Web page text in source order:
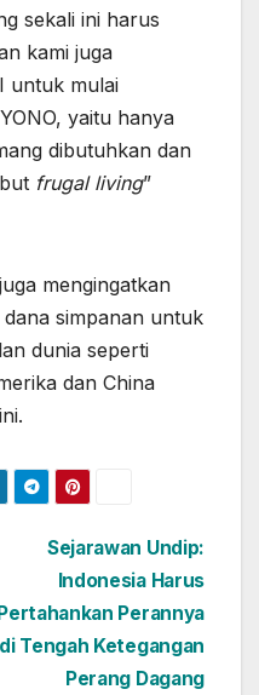
sekali ini harus
kami juga
untuk mulai
yaitu hanya
dibutuhkan dan
frugal living”
mengingatkan
simpanan untuk
dunia seperti
dan China
Sejarawan Undip:
Indonesia Harus
Pertahankan Perannya
di Tengah Ketegangan
Perang Dagang